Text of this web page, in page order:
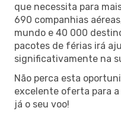
que necessita para
690 companhias
mundo e 40 000
pacotes de férias irá
significativamente na
Não perca esta
excelente oferta para a
já o seu voo!